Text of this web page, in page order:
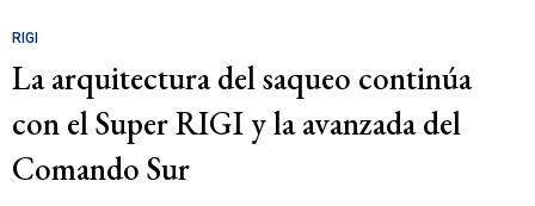
RIGI
La arquitectura del saqueo continúa
con el Super RIGI y la avanzada del
Comando Sur